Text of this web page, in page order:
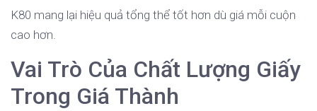
K80 mang lại hiệu quả tổng thể tốt hơn dù giá mỗi cuộn
cao hơn.
Vai Trò Của Chất Lượng Giấy
Trong Giá Thành